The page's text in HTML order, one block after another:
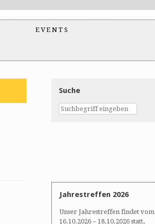
EVENTS
Suche
Jahrestreffen 2026
Unser Jahrestreffen findet vom
16.10.2026 – 18.10.2026 statt,